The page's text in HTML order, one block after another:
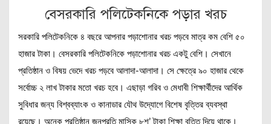
বেসরকারি পলিটেকনিকে পড়ার খরচ
সরকারি পলিটেকনিকে ৪ বছরে আপনার পড়াশোনার খরচ পড়বে মাত্র কম বেশি ৫০
হাজার টাকা। বেসরকারি পলিটেকনিকে পড়াশোনার খরচ একটু বেশি। সেখানে
প্রতিষ্ঠান ও বিষয় ভেদে খরচ পড়বে আলাদা-আলাদা। সে ক্ষেত্রে ৯০ হাজার থেকে
সর্বোচ্চ ২ লাখ টাকার মতো খরচ হবে। এছাড়া গরিব ও মেধাবী শিক্ষার্থীদের আর্থিক
সুবিধার জন্য বিশ্বব্যাংক ও কানাডার যৌথ উদ্যোগে বিশেষ বৃত্তির ব্যবস্থা
রয়েছে। অনেক প্রতিষ্ঠান জনপ্রতি মাসিক ৮শ’ টাকা শিক্ষা বৃত্তি দিয়ে থাকে।